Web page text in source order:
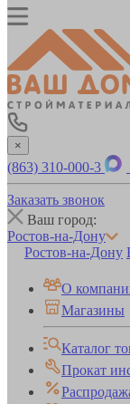
×
(863) 310-000-3
Заказать звонок
Ваш город:
Ростов-на-Дону
Ростов-на-Дону
О
Магазины
Каталог
Прокат